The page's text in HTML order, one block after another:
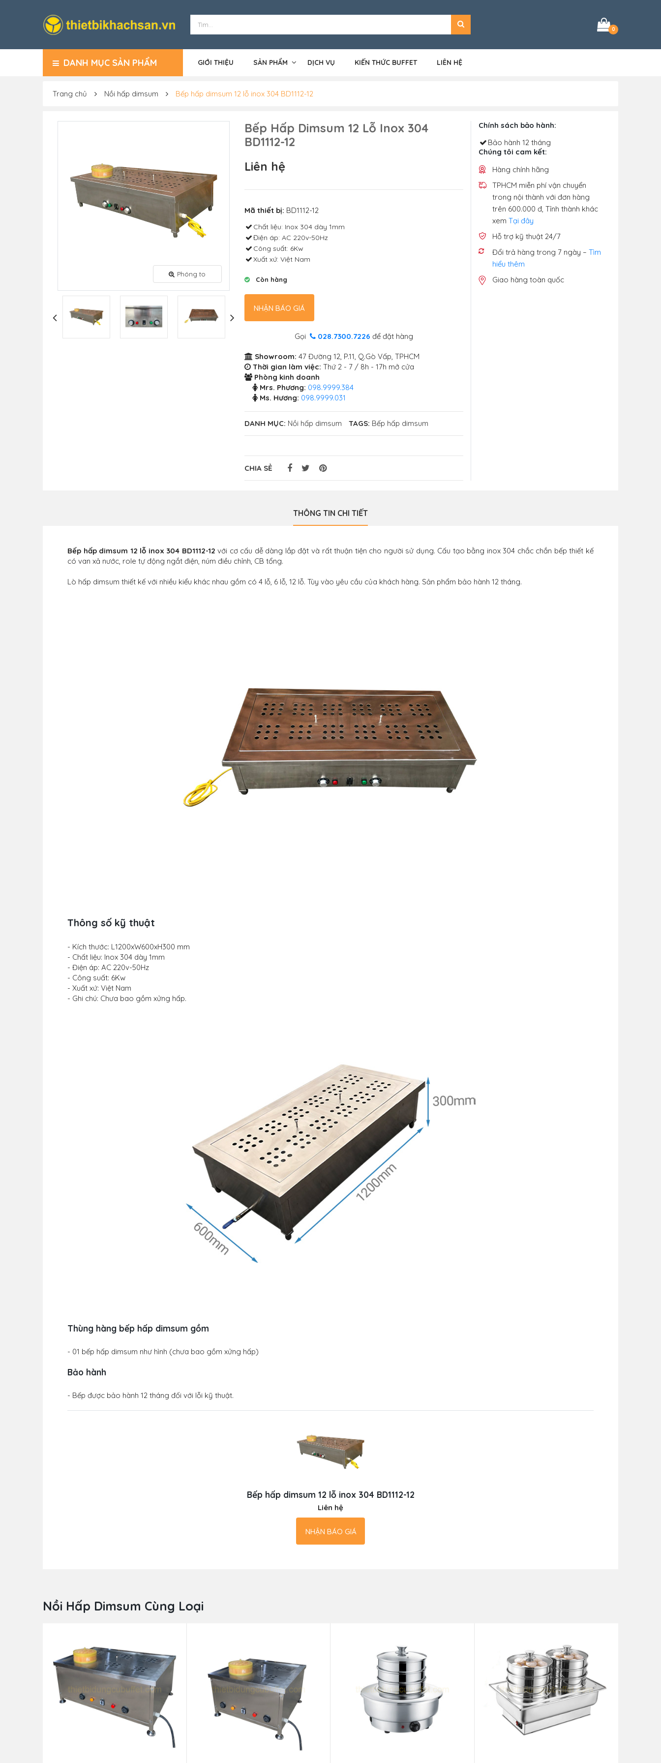
0
DANH MỤC SẢN PHẨM GIỚI THIỆU SẢN PHẨM DỊCH VỤ KIẾN THỨC BUFFET LIÊN HỆ
Trang chủ Nồi hấp dimsum Bếp hấp dimsum 12 lỗ inox 304 BD1112-12
Phóng to
Bếp Hấp Dimsum 12 Lỗ Inox 304
BD1112-12
Liên hệ
Mã thiết bị: BD1112-12
Chất liệu: Inox 304 dày 1mm
Điện áp: AC 220v-50Hz
Công suất: 6Kw
Xuất xứ: Việt Nam
Còn hàng
NHẬN BÁO GIÁ
Gọi 028.7300.7226 để đặt hàng
Showroom: 47 Đường 12, P.11, Q.Gò Vấp, TPHCM
Thời gian làm việc: Thứ 2 - 7 / 8h - 17h mở cửa
Phòng kinh doanh
Mrs. Phương: 098.9999.384
Ms. Hương: 098.9999.031
DANH MỤC: Nồi hấp dimsum TAGS: Bếp hấp dimsum
CHIA SẺ
Chính sách bảo hành:
Bảo hành 12 tháng
Chúng tôi cam kết:
Hàng chính hãng
TPHCM miễn phí vận chuyển
trong nội thành với đơn hàng
trên 600.000 đ, Tỉnh thành khác
xem Tại đây
Hỗ trợ kỹ thuật 24/7
Đổi trả hàng trong 7 ngày – Tìm
hiểu thêm
Giao hàng toàn quốc
THÔNG TIN CHI TIẾT
Bếp hấp dimsum 12 lỗ inox 304 BD1112-12 với cơ cấu dễ dàng lắp đặt và rất thuận tiện cho người sử dụng. Cấu tạo bằng inox 304 chắc chắn bếp thiết kế
có van xả nước, role tự động ngắt điện, núm điều chỉnh, CB tổng.
Lò hấp dimsum thiết kế với nhiều kiểu khác nhau gồm có 4 lỗ, 6 lỗ, 12 lỗ. Tùy vào yêu cầu của khách hàng. Sản phẩm bảo hành 12 tháng.
Thông số kỹ thuật
- Kích thước: L1200xW600xH300 mm
- Chất liệu: Inox 304 dày 1mm
- Điện áp: AC 220v-50Hz
- Công suất: 6Kw
- Xuất xứ: Việt Nam
- Ghi chú: Chưa bao gồm xửng hấp.
Thùng hàng bếp hấp dimsum gồm
- 01 bếp hấp dimsum như hình (chưa bao gồm xửng hấp)
Bảo hành
- Bếp được bảo hành 12 tháng đối với lỗi kỹ thuật.
Bếp hấp dimsum 12 lỗ inox 304 BD1112-12
Liên hệ
NHẬN BÁO GIÁ
Nồi Hấp Dimsum Cùng Loại